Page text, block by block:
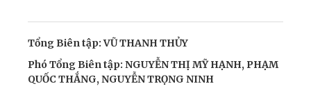
Tổng Biên tập: VŨ THANH THỦY
Phó Tổng Biên tập: NGUYỄN THỊ MỸ HẠNH, PHẠM
QUỐC THẮNG, NGUYỄN TRỌNG NINH